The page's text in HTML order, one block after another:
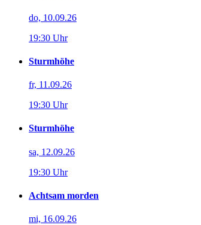
do, 10.09.26
19:30 Uhr
Sturmhöhe
fr, 11.09.26
19:30 Uhr
Sturmhöhe
sa, 12.09.26
19:30 Uhr
Achtsam morden
mi, 16.09.26